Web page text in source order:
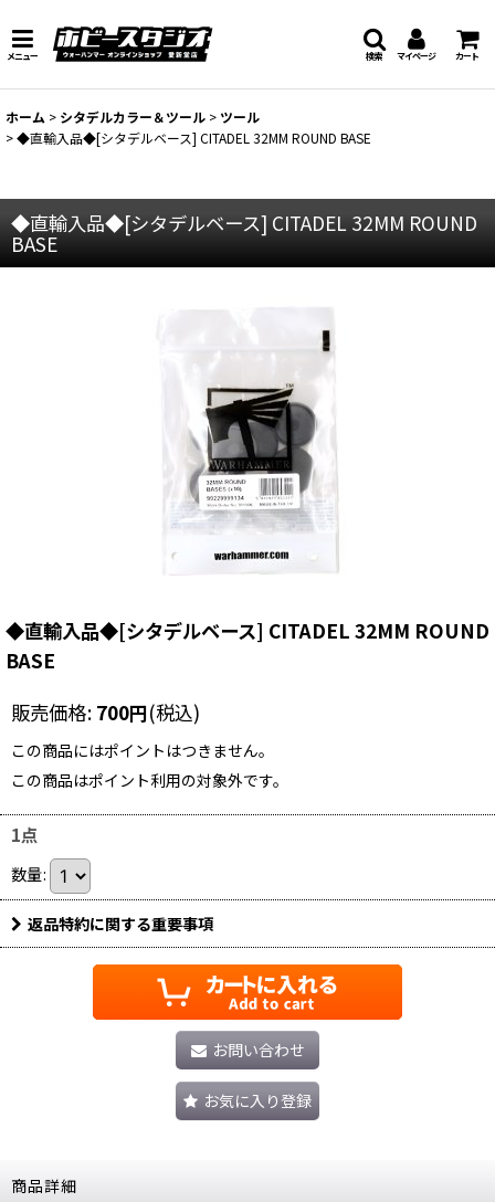
メニュー マイページ カート
検索
ホーム > シタデルカラー＆ツール > ツール
>◆直輸入品◆[シタデルベース] CITADEL 32MM ROUND BASE
◆直輸入品◆[シタデルベース] CITADEL 32MM ROUND
BASE
◆直輸入品◆[シタデルベース] CITADEL 32MM ROUND
BASE
販売価格: 700円(税込)
この商品にはポイントはつきません。
この商品はポイント利用の対象外です。
1点
数量:
返品特約に関する重要事項
お問い合わせ
お気に入り登録
商品詳細